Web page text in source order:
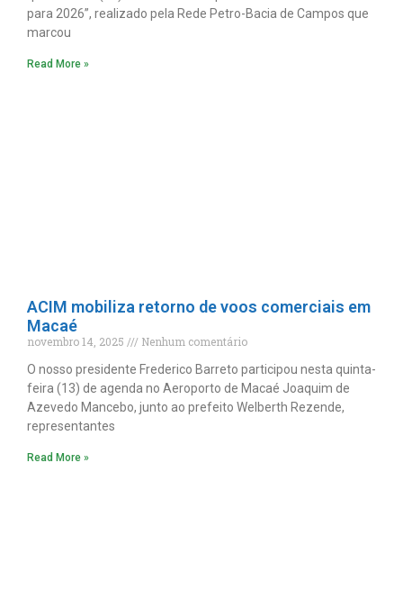
para 2026”, realizado pela Rede Petro-Bacia de Campos que
marcou
Read More »
ACIM mobiliza retorno de voos comerciais em
Macaé
novembro 14, 2025
Nenhum comentário
O nosso presidente Frederico Barreto participou nesta quinta-
feira (13) de agenda no Aeroporto de Macaé Joaquim de
Azevedo Mancebo, junto ao prefeito Welberth Rezende,
representantes
Read More »